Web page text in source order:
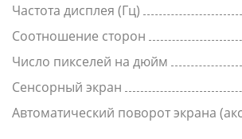
Частота дисплея (Гц)
Соотношение сторон
Число пикселей на дюйм
Сенсорный экран
Автоматический поворот экрана